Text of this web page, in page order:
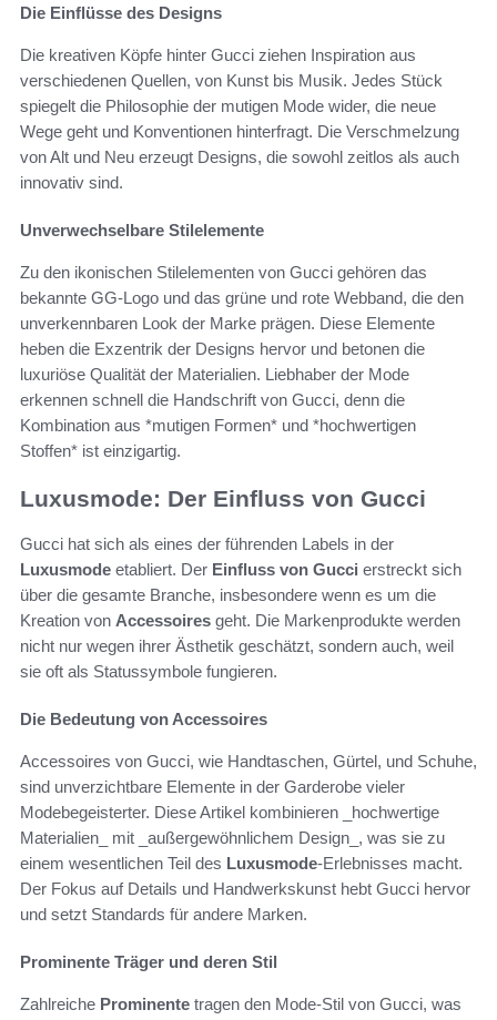
Die Einflüsse des Designs
Die kreativen Köpfe hinter Gucci ziehen Inspiration aus
verschiedenen Quellen, von Kunst bis Musik. Jedes Stück
spiegelt die Philosophie der mutigen Mode wider, die neue
Wege geht und Konventionen hinterfragt. Die Verschmelzung
von Alt und Neu erzeugt Designs, die sowohl zeitlos als auch
innovativ sind.
Unverwechselbare Stilelemente
Zu den ikonischen Stilelementen von Gucci gehören das
bekannte GG-Logo und das grüne und rote Webband, die den
unverkennbaren Look der Marke prägen. Diese Elemente
heben die Exzentrik der Designs hervor und betonen die
luxuriöse Qualität der Materialien. Liebhaber der Mode
erkennen schnell die Handschrift von Gucci, denn die
Kombination aus *mutigen Formen* und *hochwertigen
Stoffen* ist einzigartig.
Luxusmode: Der Einfluss von Gucci
Gucci hat sich als eines der führenden Labels in der
Luxusmode etabliert. Der Einfluss von Gucci erstreckt sich
über die gesamte Branche, insbesondere wenn es um die
Kreation von Accessoires geht. Die Markenprodukte werden
nicht nur wegen ihrer Ästhetik geschätzt, sondern auch, weil
sie oft als Statussymbole fungieren.
Die Bedeutung von Accessoires
Accessoires von Gucci, wie Handtaschen, Gürtel, und Schuhe,
sind unverzichtbare Elemente in der Garderobe vieler
Modebegeisterter. Diese Artikel kombinieren _hochwertige
Materialien_ mit _außergewöhnlichem Design_, was sie zu
einem wesentlichen Teil des Luxusmode-Erlebnisses macht.
Der Fokus auf Details und Handwerkskunst hebt Gucci hervor
und setzt Standards für andere Marken.
Prominente Träger und deren Stil
Zahlreiche Prominente tragen den Mode-Stil von Gucci, was